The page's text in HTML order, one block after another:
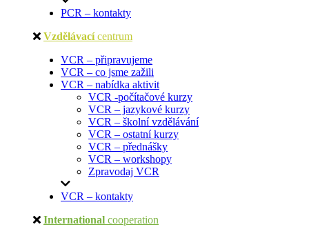
PCR – kontakty
Vzdělávací centrum
VCR – připravujeme
VCR – co jsme zažili
VCR – nabídka aktivit
VCR -počítačové kurzy
VCR – jazykové kurzy
VCR – školní vzdělávání
VCR – ostatní kurzy
VCR – přednášky
VCR – workshopy
Zpravodaj VCR
VCR – kontakty
International cooperation